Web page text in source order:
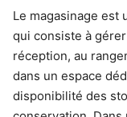
Le magasinage est
qui consiste à
réception, au
dans un espace
disponibilité des